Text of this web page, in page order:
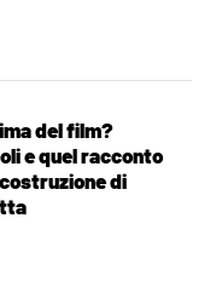
del film?
e quel racconto
di